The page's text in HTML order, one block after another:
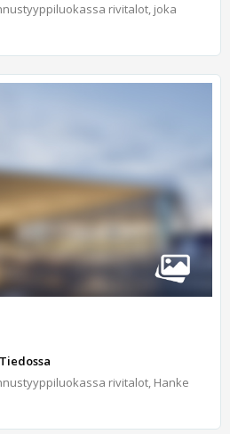
rivitalot, joka
rivitalot, Hanke